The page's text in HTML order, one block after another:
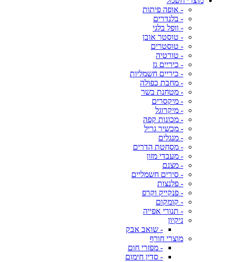
- אופה פיתות
- בלנדרים
- וופל בלגי
- טוסטר אובן
- טוסטרים
- טורטיה
- כיריים גז
- כיריים חשמליות
- מחבת כפולה
- מטחנת בשר
- מיקסרים
- מיקרוגל
- מכונות קפה
- מכשיר גריל
- מנגלים
- מסחטת הדרים
- מעבדי מזון
- מצנם
- סירים חשמליים
- פלנצות
- פנקייק וקרפ
- קומקום
- תנורי אפייה
ניקיון
- שואב אבק
מוצרי חורף
- מפזרי חום
- סדין חימום